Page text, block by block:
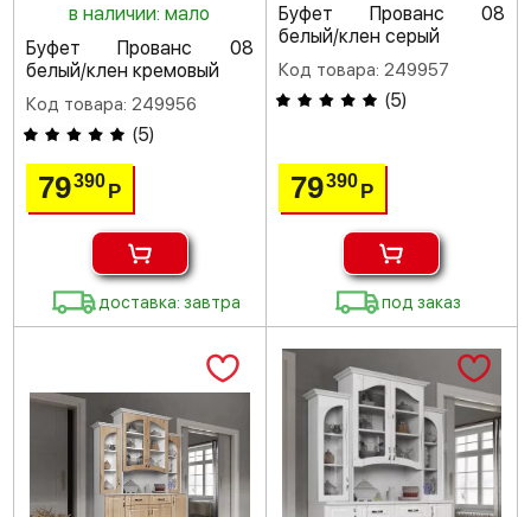
в наличии: мало
Буфет Прованс 08
белый/клен кремовый
Код товара: 249956
(5)
79390 Р
доставка: завтра
Буфет Прованс 08
белый/клен серый
Код товара: 249957
(5)
79390 Р
под заказ